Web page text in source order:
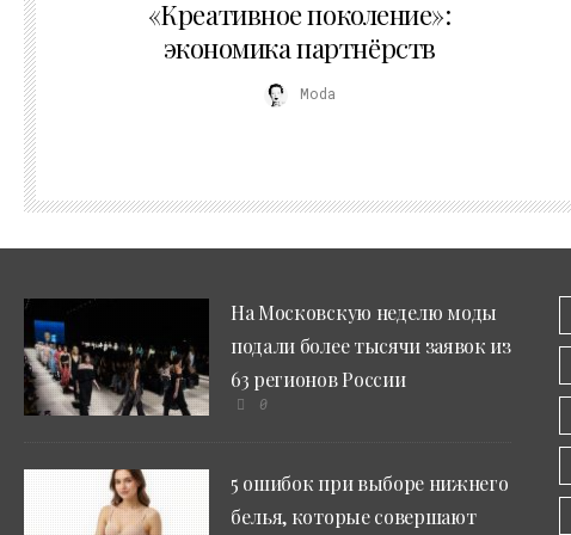
«Креативное поколение»:
экономика партнёрств
Moda
На Московскую неделю моды
подали более тысячи заявок из
63 регионов России
0
5 ошибок при выборе нижнего
белья, которые совершают